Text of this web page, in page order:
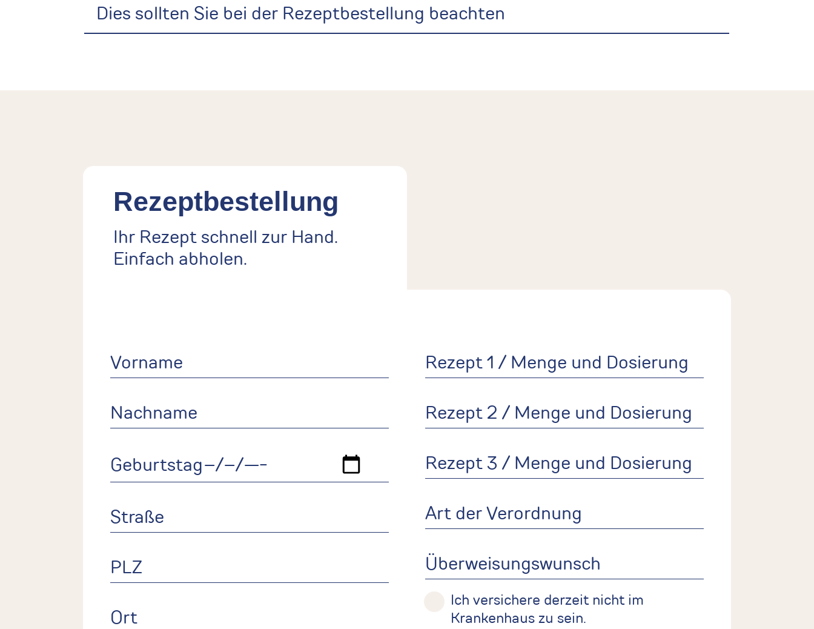
Dies sollten Sie bei der Rezeptbestellung beachten
Rezeptbestellung
Ihr Rezept schnell zur Hand.
Einfach abholen.
Geburtstag
Ich versichere derzeit nicht im
Krankenhaus zu sein.